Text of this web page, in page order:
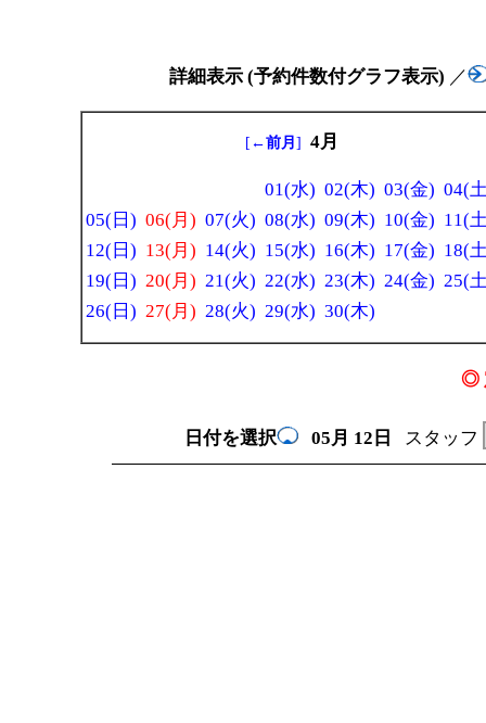
詳細表示 (予約件数付グラフ表示) ／
[ ←前月 ] 4月
01(水) 02(木) 03(金) 04(
05(日) 06(月) 07(火) 08(水) 09(木) 10(金) 11(
12(日) 13(月) 14(火) 15(水) 16(木) 17(金) 18(
19(日) 20(月) 21(火) 22(水) 23(木) 24(金) 25(
26(日) 27(月) 28(火) 29(水) 30(木)
◎
日付を選択 05月 12日 スタッフ